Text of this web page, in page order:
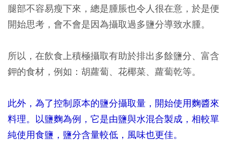
腿部不容易瘦下來，總是腫脹也令人很在意，於是便
開始思考，會不會是因為攝取過多鹽分導致水腫。
所以，在飲食上積極攝取有助於排出多餘鹽分、富含
鉀的食材，例如：胡蘿蔔、花椰菜、蘿蔔乾等。
此外，為了控制原本的鹽分攝取量，開始使用麴醬來
料理。以鹽麴為例，它是由鹽與水混合製成，相較單
純使用食鹽，鹽分含量較低，風味也更佳。